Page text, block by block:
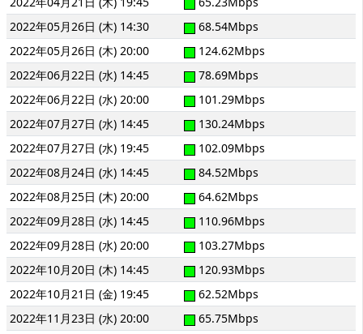
2022年05月26日 (木) 14:30
68.54Mbps
2022年05月26日 (木) 20:00
124.62Mbps
2022年06月22日 (水) 14:45
78.69Mbps
2022年06月22日 (水) 20:00
101.29Mbps
2022年07月27日 (水) 14:45
130.24Mbps
2022年07月27日 (水) 19:45
102.09Mbps
2022年08月24日 (水) 14:45
84.52Mbps
2022年08月25日 (木) 20:00
64.62Mbps
2022年09月28日 (水) 14:45
110.96Mbps
2022年09月28日 (水) 20:00
103.27Mbps
2022年10月20日 (木) 14:45
120.93Mbps
2022年10月21日 (金) 19:45
62.52Mbps
2022年11月23日 (水) 20:00
65.75Mbps